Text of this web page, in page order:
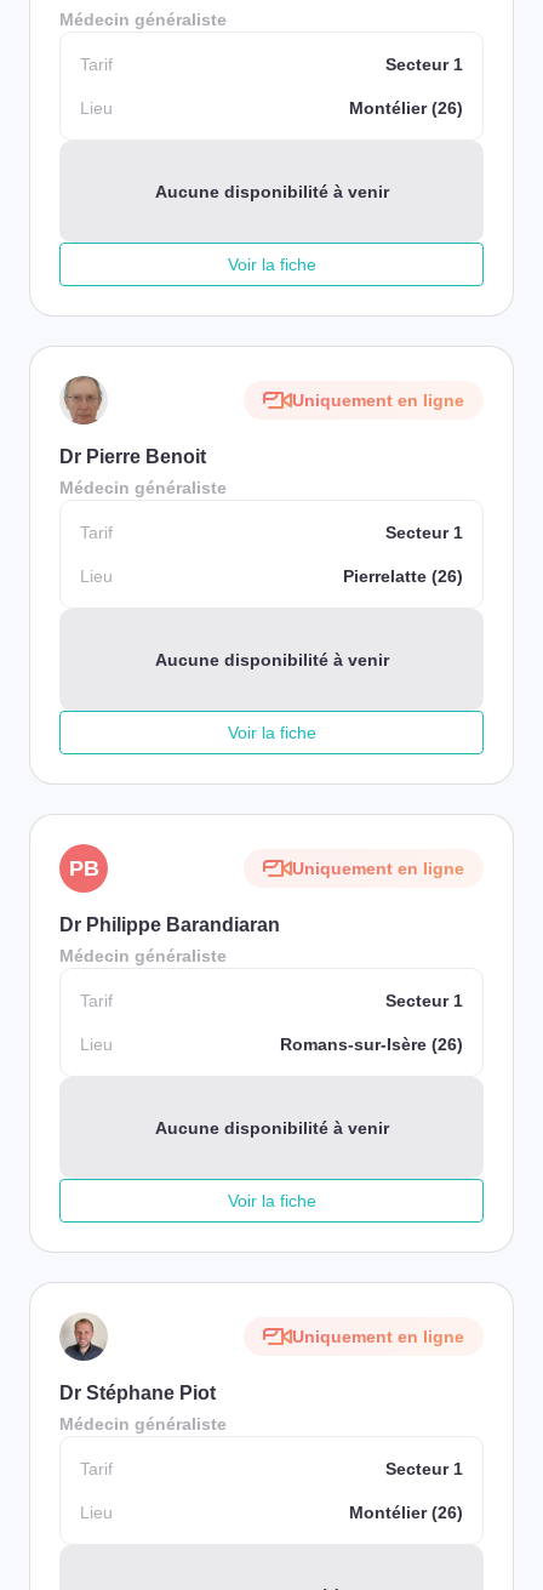
Médecin généraliste
Tarif Secteur 1
Lieu Montélier (26)
Aucune disponibilité à venir
Voir la fiche
Uniquement en ligne
Dr Pierre Benoit
Médecin généraliste
Tarif Secteur 1
Lieu Pierrelatte (26)
Aucune disponibilité à venir
Voir la fiche
PB Uniquement en ligne
Dr Philippe Barandiaran
Médecin généraliste
Tarif Secteur 1
Lieu Romans-sur-Isère (26)
Aucune disponibilité à venir
Voir la fiche
Uniquement en ligne
Dr Stéphane Piot
Médecin généraliste
Tarif Secteur 1
Lieu Montélier (26)